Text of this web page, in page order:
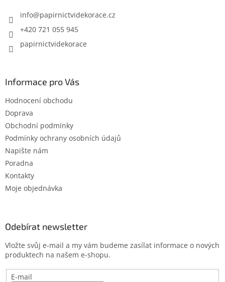
info@papirnictvidekorace.cz
+420 721 055 945
papirnictvidekorace
Informace pro Vás
Hodnocení obchodu
Doprava
Obchodní podmínky
Podmínky ochrany osobních údajů
Napište nám
Poradna
Kontakty
Moje objednávka
Odebírat newsletter
Vložte svůj e-mail a my vám budeme zasílat informace o nových
produktech na našem e-shopu.
E-mail